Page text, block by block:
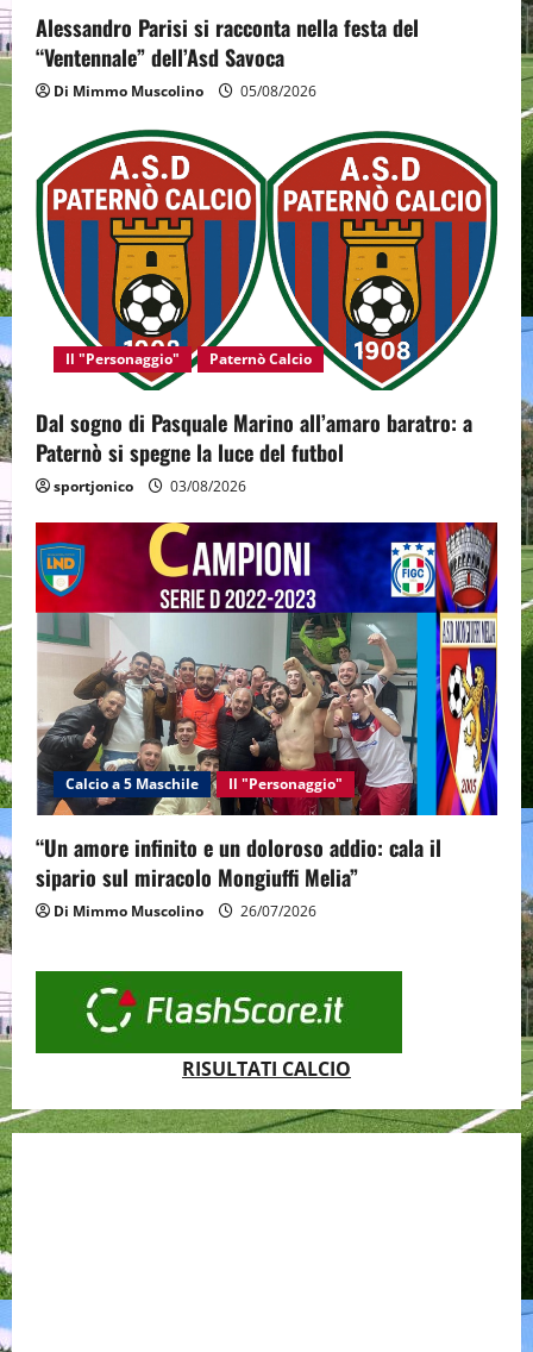
o
n
Alessandro Parisi si racconta nella festa del
“Ventennale” dell’Asd Savoca
Di Mimmo Muscolino 05/08/2026
Il "Personaggio" Paternò Calcio
Dal sogno di Pasquale Marino all’amaro baratro: a
Paternò si spegne la luce del futbol
sportjonico 03/08/2026
Calcio a 5 Maschile Il "Personaggio"
“Un amore infinito e un doloroso addio: cala il
sipario sul miracolo Mongiuffi Melia”
Di Mimmo Muscolino 26/07/2026
RISULTATI CALCIO